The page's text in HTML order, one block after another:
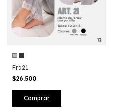
Fra21
$26.500
Comprar